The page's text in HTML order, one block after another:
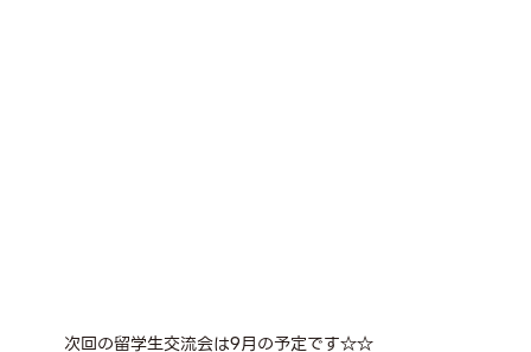
次回の留学生交流会は9月の予定です☆☆